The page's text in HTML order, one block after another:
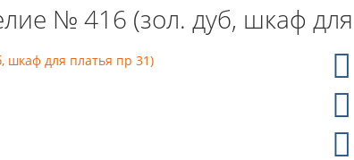
№ 416 (зол. дуб, шкаф